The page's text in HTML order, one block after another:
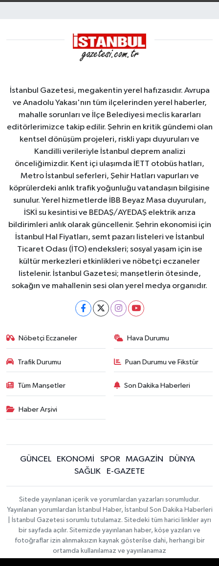
İstanbul Gazetesi, megakentin yerel hafızasıdır. Avrupa
ve Anadolu Yakası'nın tüm ilçelerinden yerel haberler,
mahalle sorunları ve İlçe Belediyesi meclis kararları
editörlerimizce takip edilir. Şehrin en kritik gündemi olan
kentsel dönüşüm projeleri, riskli yapı duyuruları ve
Kandilli verileriyle İstanbul deprem analizi
önceliğimizdir. Kent içi ulaşımda İETT otobüs hatları,
Metro İstanbul seferleri, Şehir Hatları vapurları ve
köprülerdeki anlık trafik yoğunluğu vatandaşın bilgisine
sunulur. Yerel hizmetlerde İBB Beyaz Masa duyuruları,
İSKİ su kesintisi ve BEDAŞ/AYEDAŞ elektrik arıza
bildirimleri anlık olarak güncellenir. Şehrin ekonomisi için
İstanbul Hal Fiyatları, semt pazarı listeleri ve İstanbul
Ticaret Odası (İTO) endeksleri; sosyal yaşam için ise
kültür merkezleri etkinlikleri ve nöbetçi eczaneler
listelenir. İstanbul Gazetesi; manşetlerin ötesinde,
sokağın ve mahallenin sesi olan yerel medya organıdır.
Nöbetçi Eczaneler Hava Durumu
Trafik Durumu Puan Durumu ve Fikstür
Tüm Manşetler Son Dakika Haberleri
Haber Arşivi
GÜNCEL EKONOMİ SPOR MAGAZİN
DÜNYA
SAĞLIK
E-GAZETE
Sitede yayınlanan içerik ve yorumlardan yazarları sorumludur.
Yayınlanan yorumlardan İstanbul Haber, İstanbul Son Dakika Haberleri
| İstanbul Gazetesi sorumlu tutulamaz. Sitedeki tüm harici linkler ayrı
bir sayfada açılır. Sitemizde yayınlanan haber, köşe yazıları ve
fotoğraflar izin alınmaksızın kaynak gösterilse dahi, herhangi bir
ortamda kullanılamaz ve yayınlanamaz